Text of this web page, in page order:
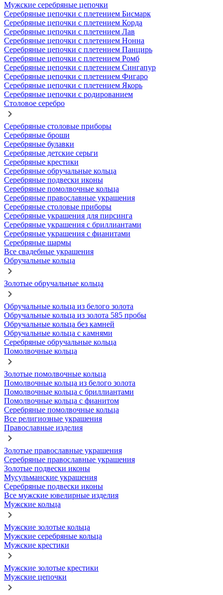
Мужские серебряные цепочки
Серебряные цепочки с плетением Бисмарк
Серебряные цепочки с плетением Корда
Серебряные цепочки с плетением Лав
Серебряные цепочки с плетением Нонна
Серебряные цепочки с плетением Панцирь
Серебряные цепочки с плетением Ромб
Серебряные цепочки с плетением Сингапур
Серебряные цепочки с плетением Фигаро
Серебряные цепочки с плетением Якорь
Серебряные цепочки с родированием
Столовое серебро
Серебряные столовые приборы
Серебряные броши
Серебряные булавки
Серебряные детские серьги
Серебряные крестики
Серебряные обручальные кольца
Серебряные подвески иконы
Серебряные помолвочные кольца
Серебряные православные украшения
Серебряные столовые приборы
Серебряные украшения для пирсинга
Серебряные украшения с бриллиантами
Серебряные украшения с фианитами
Серебряные шармы
Все свадебные украшения
Обручальные кольца
Золотые обручальные кольца
Обручальные кольца из белого золота
Обручальные кольца из золота 585 пробы
Обручальные кольца без камней
Обручальные кольца с камнями
Серебряные обручальные кольца
Помолвочные кольца
Золотые помолвочные кольца
Помолвочные кольца из белого золота
Помолвочные кольца с бриллиантами
Помолвочные кольца с фианитом
Серебряные помолвочные кольца
Все религиозные украшения
Православные изделия
Золотые православные украшения
Серебряные православные украшения
Золотые подвески иконы
Мусульманские украшения
Серебряные подвески иконы
Все мужские ювелирные изделия
Мужские кольца
Мужские золотые кольца
Мужские серебряные кольца
Мужские крестики
Мужские золотые крестики
Мужские цепочки